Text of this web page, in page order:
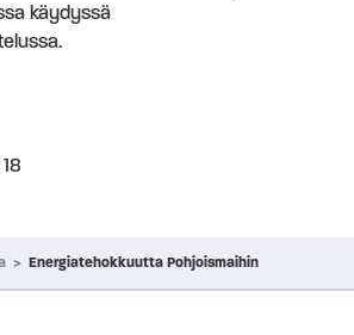
käydyssä
> Energiatehokkuutta Pohjoismaihin